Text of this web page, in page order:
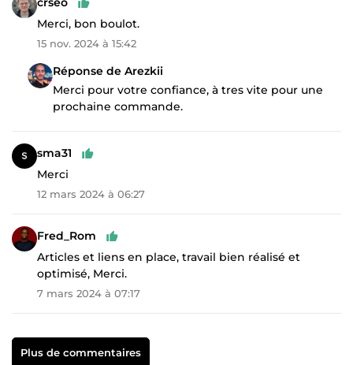
Merci, bon boulot.
15 nov. 2024 à 15:42
Réponse de Arezkii
Merci pour votre confiance, à tres vite pour une
prochaine commande.
sma31
Merci
12 mars 2024 à 06:27
Fred_Rom
Articles et liens en place, travail bien réalisé et
optimisé, Merci.
7 mars 2024 à 07:17
Plus de commentaires